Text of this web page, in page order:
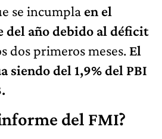
se incumpla en el
año debido al déficit
dos primeros meses. El
siendo del 1,9% del PBI
del FMI?